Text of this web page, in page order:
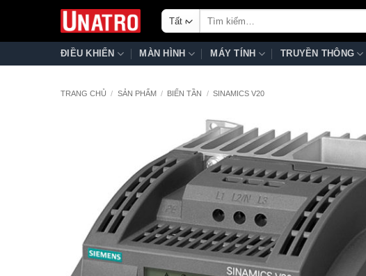
nội
ĐIỀU KHIỂN MÀN HÌNH MÁY TÍNH TRUYỀN THÔNG
TRANG CHỦ / SẢN PHẨM / BIẾN TẦN / SINAMICS V20